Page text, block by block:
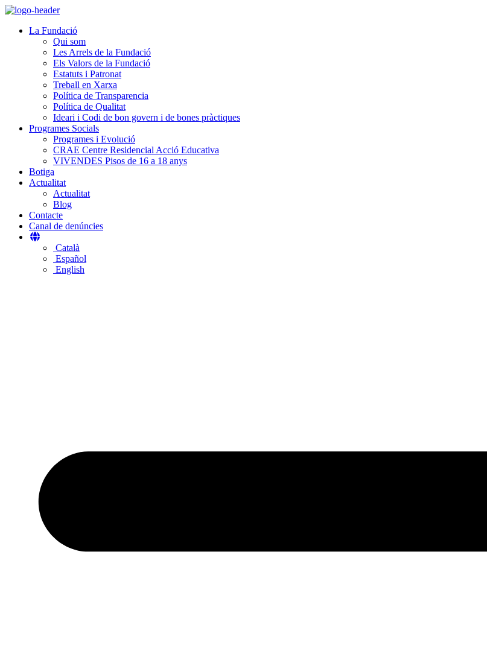
Vés
contingutLa Fundació
Qui som
Les Arrels de la Fundació
Els Valors de la Fundació
Estatuts i Patronat
Treball en Xarxa
Política de Transparencia
Política de Qualitat
Ideari i Codi de bon govern i de bones pràctiques
Programes Socials
Programes i Evolució
CRAE Centre Residencial Acció Educativa
VIVENDES Pisos de 16 a 18 anys
Botiga
Actualitat
Actualitat
Blog
Contacte
Canal de denúncies
Català
Español
English